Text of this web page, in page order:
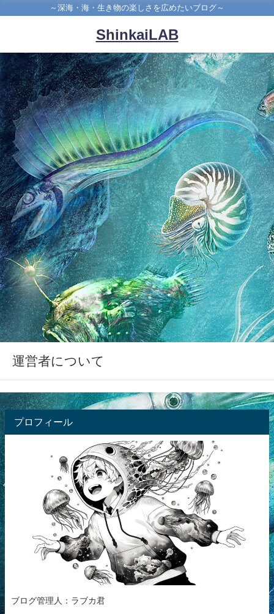
～深海・海・生き物の楽しさを広めたいブログ～
ShinkaiLAB
運営者について
プロフィール
ブログ管理人：ラブカ君